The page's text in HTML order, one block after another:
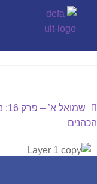
הכהנים